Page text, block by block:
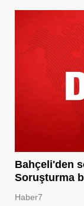
Bahçeli'den
Soruşturma
Haber7